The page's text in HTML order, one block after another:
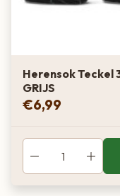
Herensok Teckel
GRIJS
€6,99